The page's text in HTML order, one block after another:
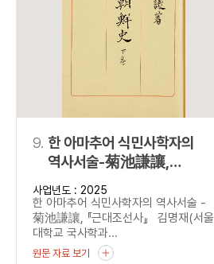
9. 한 아마추어 식민사학자의
역사서술-菊池謙讓,
『근대조선사』
사업년도 : 2025
한 아마추어 식민사학자의 역사서술 -
菊池謙讓, 『근대조선사』 김명재(서울
대학교 국사학과...
원문 자료 보기